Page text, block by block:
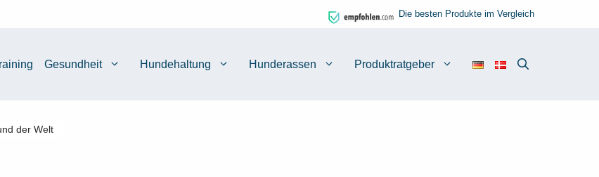
Die besten Produkte im Vergleich
Gesundheit Hundehaltung Hunderassen Produktratgeber
der Welt